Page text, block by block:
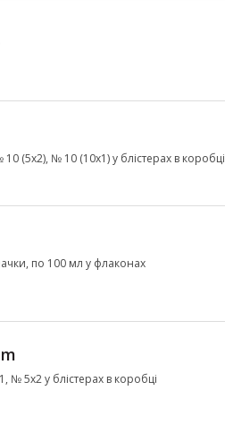
(5х2), № 10 (10х1) у блістерах в коробці
по 100 мл у флаконах
№ 5х2 у блістерах в коробці